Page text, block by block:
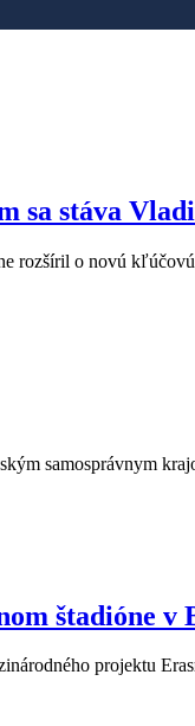
sa stáva
o novú
samosprávnym
štadióne v
projektu